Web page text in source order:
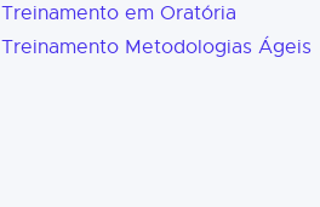
Treinamento em Oratória
Treinamento Metodologias Ágeis